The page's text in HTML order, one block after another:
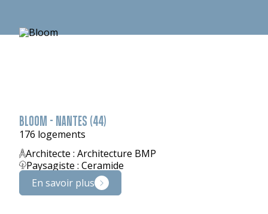
BLOOM - NANTES (44)
176 logements
Architecte : Architecture BMP
Paysagiste : Ceramide
En savoir plus